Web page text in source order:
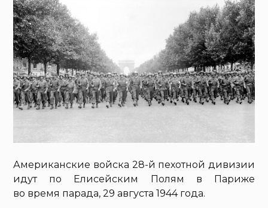
Американские войска 28-й пехотной дивизии
идут по Елисейским Полям в Париже
во время парада, 29 августа 1944 года.